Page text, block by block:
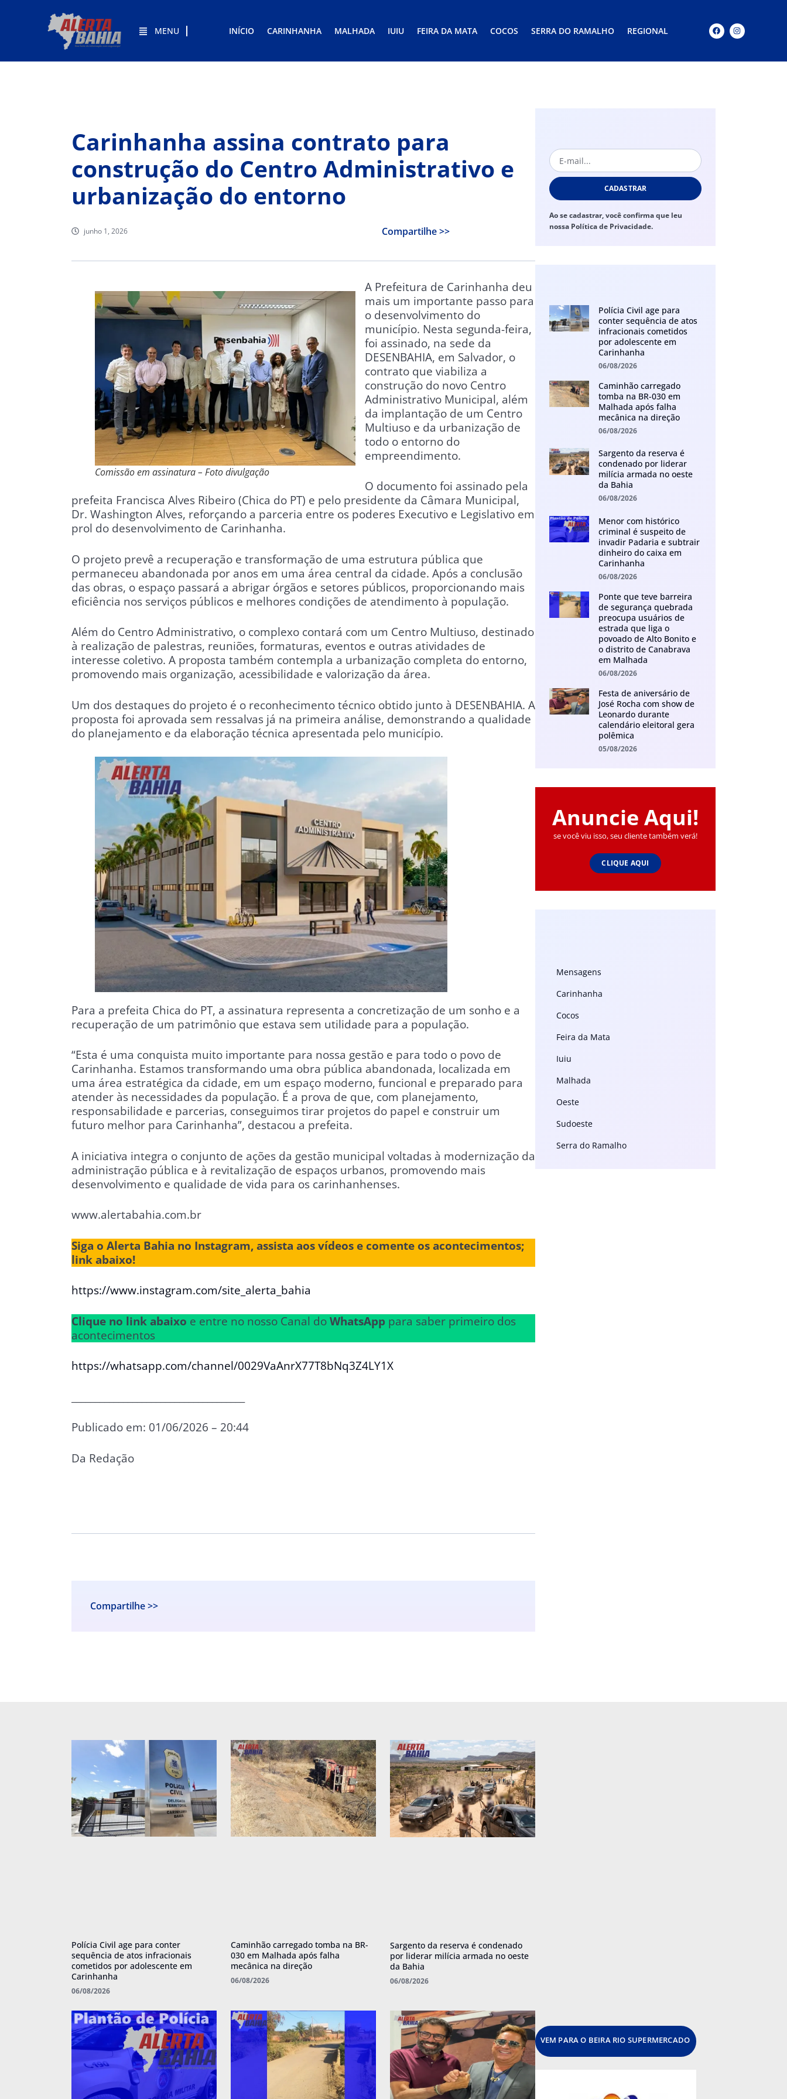
MENU INÍCIO CARINHANHA MALHADA IUIU FEIRA DA MATA COCOS SERRA DO RAMALHO REGIONAL
Carinhanha assina contrato para
construção do Centro Administrativo e
urbanização do entorno
junho 1, 2026 Compartilhe >>
Comissão em assinatura – Foto divulgação
A Prefeitura de Carinhanha deu
mais um importante passo para
o desenvolvimento do
município. Nesta segunda-feira,
foi assinado, na sede da
DESENBAHIA, em Salvador, o
contrato que viabiliza a
construção do novo Centro
Administrativo Municipal, além
da implantação de um Centro
Multiuso e da urbanização de
todo o entorno do
empreendimento.
O documento foi assinado pela
prefeita Francisca Alves Ribeiro (Chica do PT) e pelo presidente da Câmara Municipal,
Dr. Washington Alves, reforçando a parceria entre os poderes Executivo e Legislativo em
prol do desenvolvimento de Carinhanha.
O projeto prevê a recuperação e transformação de uma estrutura pública que
permaneceu abandonada por anos em uma área central da cidade. Após a conclusão
das obras, o espaço passará a abrigar órgãos e setores públicos, proporcionando mais
eficiência nos serviços públicos e melhores condições de atendimento à população.
Além do Centro Administrativo, o complexo contará com um Centro Multiuso, destinado
à realização de palestras, reuniões, formaturas, eventos e outras atividades de
interesse coletivo. A proposta também contempla a urbanização completa do entorno,
promovendo mais organização, acessibilidade e valorização da área.
Um dos destaques do projeto é o reconhecimento técnico obtido junto à DESENBAHIA. A
proposta foi aprovada sem ressalvas já na primeira análise, demonstrando a qualidade
do planejamento e da elaboração técnica apresentada pelo município.
Para a prefeita Chica do PT, a assinatura representa a concretização de um sonho e a
recuperação de um patrimônio que estava sem utilidade para a população.
“Esta é uma conquista muito importante para nossa gestão e para todo o povo de
Carinhanha. Estamos transformando uma obra pública abandonada, localizada em
uma área estratégica da cidade, em um espaço moderno, funcional e preparado para
atender às necessidades da população. É a prova de que, com planejamento,
responsabilidade e parcerias, conseguimos tirar projetos do papel e construir um
futuro melhor para Carinhanha”, destacou a prefeita.
A iniciativa integra o conjunto de ações da gestão municipal voltadas à modernização da
administração pública e à revitalização de espaços urbanos, promovendo mais
desenvolvimento e qualidade de vida para os carinhanhenses.
www.alertabahia.com.br
Siga o Alerta Bahia no Instagram, assista aos vídeos e comente os acontecimentos;
link abaixo!
https://www.instagram.com/site_alerta_bahia
Clique no link abaixo e entre no nosso Canal doWhatsApp para saber primeiro dos
acontecimentos
https://whatsapp.com/channel/0029VaAnrX77T8bNq3Z4LY1X
Publicado em: 01/06/2026 – 20:44
Da Redação
Compartilhe >>
CADASTRAR
Ao se cadastrar, você confirma que leu
nossa Política de Privacidade.
Polícia Civil age para
conter sequência de atos
infracionais cometidos
por adolescente em
Carinhanha
06/08/2026
Caminhão carregado
tomba na BR-030 em
Malhada após falha
mecânica na direção
06/08/2026
Sargento da reserva é
condenado por liderar
milícia armada no oeste
da Bahia
06/08/2026
Menor com histórico
criminal é suspeito de
invadir Padaria e subtrair
dinheiro do caixa em
Carinhanha
06/08/2026
Ponte que teve barreira
de segurança quebrada
preocupa usuários de
estrada que liga o
povoado de Alto Bonito e
o distrito de Canabrava
em Malhada
06/08/2026
Festa de aniversário de
José Rocha com show de
Leonardo durante
calendário eleitoral gera
polêmica
05/08/2026
Anuncie Aqui!
se você viu isso, seu cliente também verá!
CLIQUE AQUI
Mensagens
Carinhanha
Cocos
Feira da Mata
Iuiu
Malhada
Oeste
Sudoeste
Serra do Ramalho
Polícia Civil age para conter
sequência de atos infracionais
cometidos por adolescente em
Carinhanha
06/08/2026
Caminhão carregado tomba na BR-
030 em Malhada após falha
mecânica na direção
06/08/2026
Sargento da reserva é condenado
por liderar milícia armada no oeste
da Bahia
06/08/2026
VEM PARA O BEIRA RIO SUPERMERCADO